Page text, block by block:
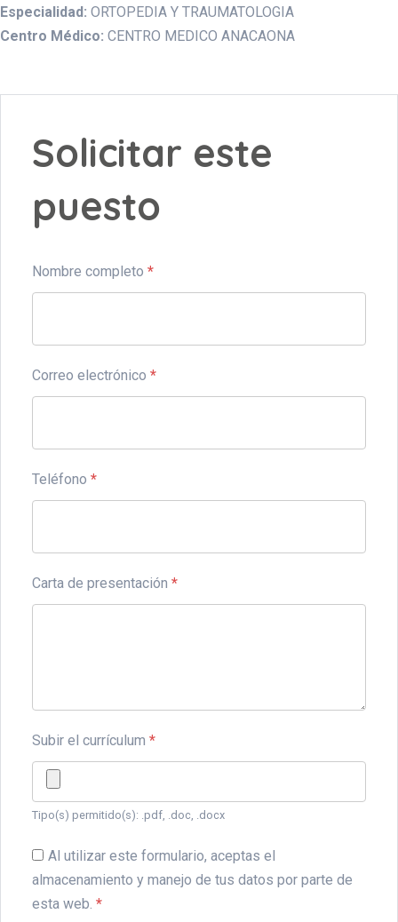
Especialidad: ORTOPEDIA Y TRAUMATOLOGIA
Centro Médico: CENTRO MEDICO ANACAONA
Solicitar este
puesto
Nombre completo *
Correo electrónico *
Teléfono *
Carta de presentación *
Subir el currículum *
Tipo(s) permitido(s): .pdf, .doc, .docx
Al utilizar este formulario, aceptas el
almacenamiento y manejo de tus datos por parte de
esta web. *